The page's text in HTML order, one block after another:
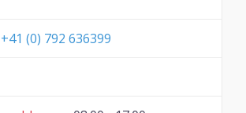
+41 (0) 792 636399